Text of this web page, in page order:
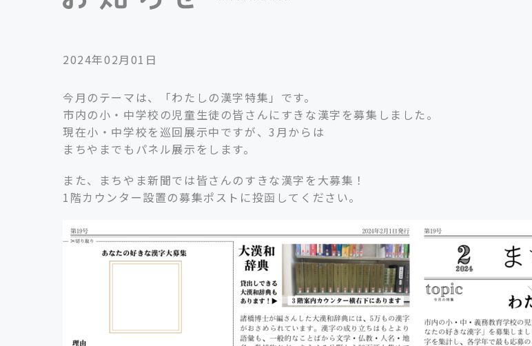
2024年02月01日
今月のテーマは、「わたしの漢字特集」です。
市内の小・中学校の児童生徒の皆さんにすきな漢字を募集しました。
現在小・中学校を巡回展示中ですが、3月からは
まちやまでもパネル展示をします。
また、まちやま新聞では皆さんのすきな漢字を大募集！
1階カウンター設置の募集ポストに投函してください。